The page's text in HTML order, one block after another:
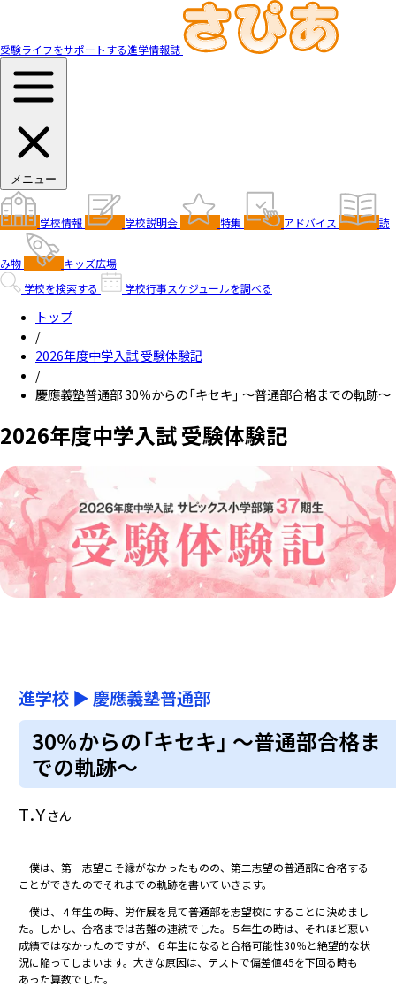
受験ライフをサポートする進学情報誌
メニュー
学校情報 学校説明会 特集 アドバイス 読
み物
キッズ広場
学校を検索する
学校行事スケジュールを調べる
トップ
/
2026年度中学入試 受験体験記
/
慶應義塾普通部 30％からの「キセキ」 ～普通部合格までの軌跡～
2026年度中学入試 受験体験記
進学校 ▶慶應義塾普通部
30％からの「キセキ」 ～普通部合格ま
での軌跡～
T.Yさん
僕は、第一志望こそ縁がなかったものの、第二志望の普通部に合格する
ことができたのでそれまでの軌跡を書いていきます。
僕は、４年生の時、労作展を見て普通部を志望校にすることに決めまし
た。しかし、合格までは苦難の連続でした。５年生の時は、それほど悪い
成績ではなかったのですが、６年生になると合格可能性30％と絶望的な状
況に陥ってしまいます。大きな原因は、テストで偏差値45を下回る時も
あった算数でした。